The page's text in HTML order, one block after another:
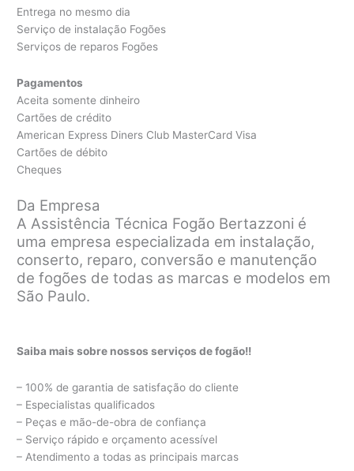
Entrega no mesmo dia
Serviço de instalação Fogões
Serviços de reparos Fogões
Pagamentos
Aceita somente dinheiro
Cartões de crédito
American Express Diners Club MasterCard Visa
Cartões de débito
Cheques
Da Empresa
A Assistência Técnica Fogão Bertazzoni é
uma empresa especializada em instalação,
conserto, reparo, conversão e manutenção
de fogões de todas as marcas e modelos em
São Paulo.
Saiba mais sobre nossos serviços de fogão!!
– 100% de garantia de satisfação do cliente
– Especialistas qualificados
– Peças e mão-de-obra de confiança
– Serviço rápido e orçamento acessível
– Atendimento a todas as principais marcas